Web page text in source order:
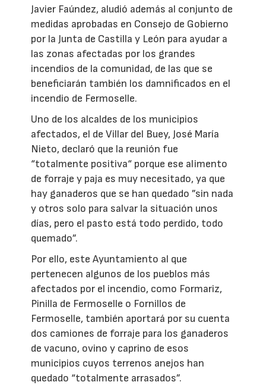
Javier Faúndez, aludió además al conjunto de
medidas aprobadas en Consejo de Gobierno
por la Junta de Castilla y León para ayudar a
las zonas afectadas por los grandes
incendios de la comunidad, de las que se
beneficiarán también los damnificados en el
incendio de Fermoselle.
Uno de los alcaldes de los municipios
afectados, el de Villar del Buey, José María
Nieto, declaró que la reunión fue
“totalmente positiva“ porque ese alimento
de forraje y paja es muy necesitado, ya que
hay ganaderos que se han quedado ”sin nada
y otros solo para salvar la situación unos
días, pero el pasto está todo perdido, todo
quemado”.
Por ello, este Ayuntamiento al que
pertenecen algunos de los pueblos más
afectados por el incendio, como Formariz,
Pinilla de Fermoselle o Fornillos de
Fermoselle, también aportará por su cuenta
dos camiones de forraje para los ganaderos
de vacuno, ovino y caprino de esos
municipios cuyos terrenos anejos han
quedado “totalmente arrasados”.